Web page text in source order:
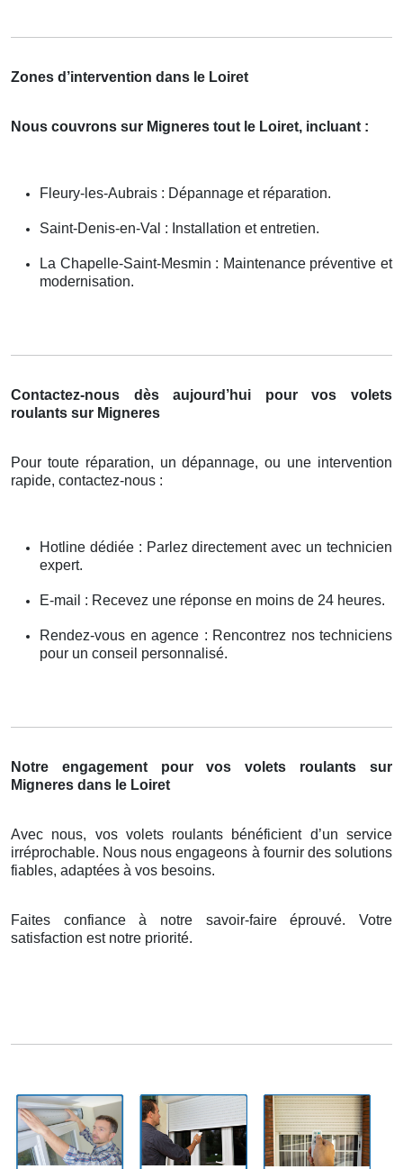
Zones d’intervention dans le Loiret
Nous couvrons sur Migneres tout le Loiret, incluant :
Fleury-les-Aubrais : Dépannage et réparation.
Saint-Denis-en-Val : Installation et entretien.
La Chapelle-Saint-Mesmin : Maintenance préventive et
modernisation.
Contactez-nous dès aujourd’hui pour vos volets
roulants sur Migneres
Pour toute réparation, un dépannage, ou une intervention
rapide, contactez-nous :
Hotline dédiée : Parlez directement avec un technicien
expert.
E-mail : Recevez une réponse en moins de 24 heures.
Rendez-vous en agence : Rencontrez nos techniciens
pour un conseil personnalisé.
Notre engagement pour vos volets roulants sur
Migneres dans le Loiret
Avec nous, vos volets roulants bénéficient d’un service
irréprochable. Nous nous engageons à fournir des solutions
fiables, adaptées à vos besoins.
Faites confiance à notre savoir-faire éprouvé. Votre
satisfaction est notre priorité.